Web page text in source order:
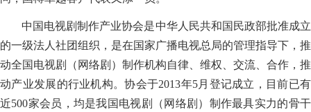
中国电视剧制作产业协会是中华人民共和国民政部批准成立
的一级法人社团组织，是在国家广播电视总局的管理指导下，推
动全国电视剧（网络剧）制作机构自律、维权、交流、合作，推
动产业发展的行业机构。协会于2013年5月登记成立，目前已有
近500家会员，均是我国电视剧（网络剧）制作最具实力的骨干